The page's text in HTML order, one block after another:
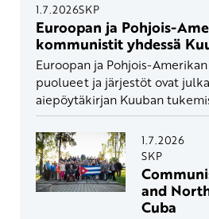
1.7.2026SKP
Euroopan ja Pohjois-
kommunistit yhdessä
Euroopan ja Pohjois-
puolueet ja järjestöt ovat
aiepöytäkirjan Kuuban
1.7.2026
SKP
and
Cuba